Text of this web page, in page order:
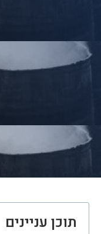
תוכן עניינים